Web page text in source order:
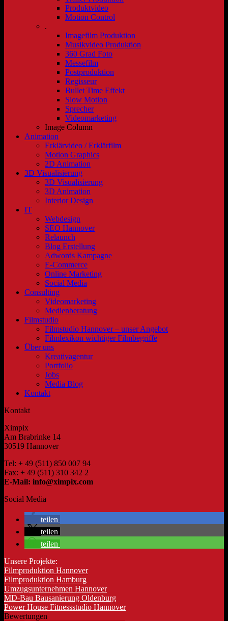
Produktvideo
Motion Control
.
Imagefilm Produktion
Musikvideo Produktion
360 Grad Foto
Messefilm
Postproduktion
Regisseur
Bullet Time Effekt
Slow Motion
Sprecher
Videomarketing
Image Column
Animation
Erklärvideo / Erklärfilm
Motion Graphics
2D Animation
3D Visualisierung
3D Visualisierung
3D Animation
Interior Design
IT
Webdesign
SEO Hannover
Relaunch
Blog Erstellung
Adwords Kampagne
E-Commerce
Online Marketing
Social Media
Consulting
Videomarketing
Medienberatung
Filmstudio
Filmstudio Hannover – unser Angebot
Filmlexikon wichtiger Filmbegriffe
Über uns
Kreativagentur
Portfolio
Jobs
Media Blog
Kontakt
Kontakt
Ximpix
Am Brabrinke 14
30519 Hannover
Tel: + 49 (511) 850 007 94
Fax: + 49 (511) 310 342 2
E-Mail: info@ximpix.com
Social Media
teilen
teilen
teilen
Unsere Projekte:
Filmproduktion Hannover
Filmproduktion Hamburg
Umzugsunternehmen Hannover
MD-Bau Bausanierung Oldenburg
Power House Fitnessstudio Hannover
Bewertungen